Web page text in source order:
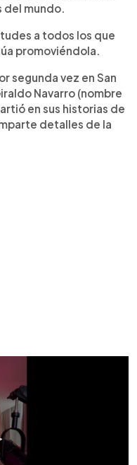
mundo.
a todos los que
promoviéndola.
segunda vez en San
Navarro (nombre
en sus historias de
detalles de la